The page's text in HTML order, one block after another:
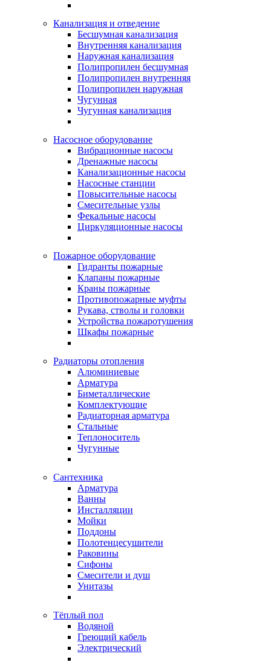
Канализация и отведение
Бесшумная канализация
Внутренняя канализация
Наружная канализация
Полипропилен бесшумная
Полипропилен внутренняя
Полипропилен наружная
Чугунная
Чугунная канализация
Насосное оборудование
Вибрационные насосы
Дренажные насосы
Канализационные насосы
Насосные станции
Повысительные насосы
Смесительные узлы
Фекальные насосы
Циркуляционные насосы
Пожарное оборудование
Гидранты пожарные
Клапаны пожарные
Краны пожарные
Противопожарные муфты
Рукава, стволы и головки
Устройства пожаротушения
Шкафы пожарные
Радиаторы отопления
Алюминиевые
Арматура
Биметаллические
Комплектующие
Радиаторная арматура
Стальные
Теплоноситель
Чугунные
Сантехника
Арматура
Ванны
Инсталляции
Мойки
Поддоны
Полотенцесушители
Раковины
Сифоны
Смесители и душ
Унитазы
Тёплый пол
Водяной
Греющий кабель
Электрический